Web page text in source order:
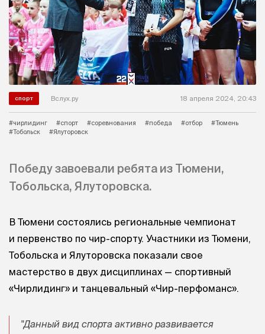
спорт Вслух.ру 18 апреля 2024, 20:43
#чирлидинг #спорт #соревнования #победа #отбор
#Тюмень
#Тобольск
#Ялуторовск
Победу завоевали ребята из Тюмени,
Тобольска, Ялуторовска.
В Тюмени состоялись региональные чемпионат
и первенство по чир-спорту. Участники из Тюмени,
Тобольска и Ялуторовска показали свое
мастерство в двух дисциплинах — спортивный
«Чирлидинг» и танцевальный «Чир-перфоманс».
"Данный вид спорта активно развивается